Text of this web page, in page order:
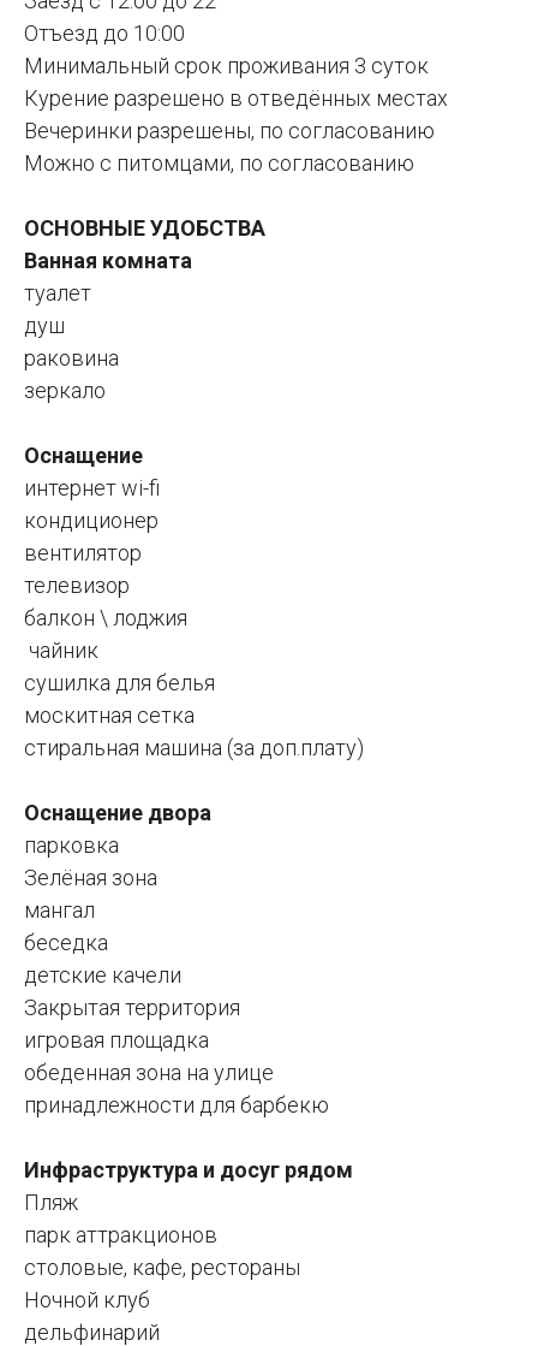
Отъезд до 10:00
Минимальный срок проживания 3 суток
Курение разрешено в отведённых местах
Вечеринки разрешены, по согласованию
Можно с питомцами, по согласованию
ОСНОВНЫЕ УДОБСТВА
Ванная комната
туалет
душ
раковина
зеркало
Оснащение
интернет wi-fi
кондиционер
вентилятор
телевизор
балкон \ лоджия
чайник
сушилка для белья
москитная сетка
стиральная машина (за доп.плату)
Оснащение двора
парковка
Зелёная зона
мангал
беседка
детские качели
Закрытая территория
игровая площадка
обеденная зона на улице
принадлежности для барбекю
Инфраструктура и досуг рядом
Пляж
парк аттракционов
столовые, кафе, рестораны
Ночной клуб
дельфинарий